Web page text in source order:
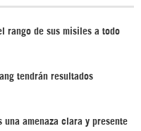
rango de sus misiles a todo
tendrán resultados
una amenaza clara y presente